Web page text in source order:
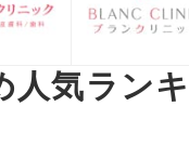
人気ランキ